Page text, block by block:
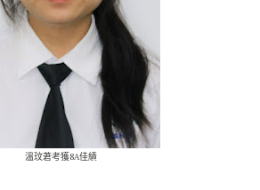
溫玟莙考獲8A佳績